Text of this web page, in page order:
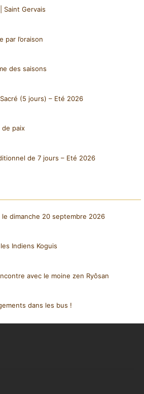
Saint Gervais
par l’oraison
des saisons
(5 jours) – Eté 2026
de paix
de 7 jours – Eté 2026
dimanche 20 septembre 2026
Indiens Koguis
avec le moine zen Ryôsan
dans les bus !